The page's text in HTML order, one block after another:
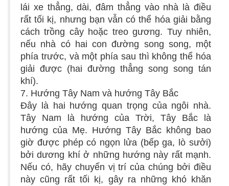
lái xe thẳng, dài, đâm thẳng vào nhà là điều
rất tối kị, nhưng bạn vẫn có thể hóa giải bằng
cách trồng cây hoặc treo gương. Tuy nhiên,
nếu nhà có hai con đường song song, một
phía trước, và một phía sau thì không thể hóa
giải được (hai đường thẳng song song tán
khí).
7. Hướng Tây Nam và hướng Tây Bắc
Đây là hai hướng quan trọng của ngôi nhà.
Tây Nam là hướng của Trời, Tây Bắc là
hướng của Mẹ. Hướng Tây Bắc không bao
giờ được phép có ngọn lửa (bếp ga, lò sưởi)
bởi dương khí ở những hướng này rất mạnh.
Nếu có, hãy chuyển vị trí của chúng bởi điều
này cũng rất tối kị, gây ra những khó khăn